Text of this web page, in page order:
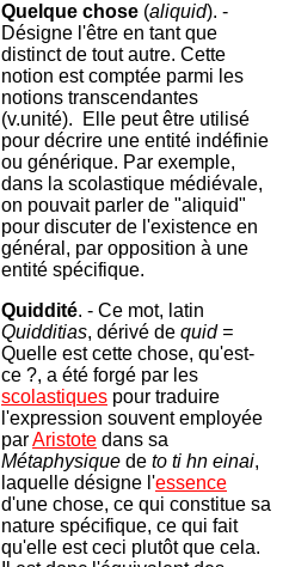
Quelque chose (aliquid). -
Désigne l'être en tant que
distinct de tout autre. Cette
notion est comptée parmi les
notions transcendantes
(v.unité). Elle peut être utilisé
pour décrire une entité indéfinie
ou générique. Par exemple,
dans la scolastique médiévale,
on pouvait parler de "aliquid"
pour discuter de l'existence en
général, par opposition à une
entité spécifique.
Quiddité. - Ce mot, latin
Quidditias, dérivé de quid =
Quelle est cette chose, qu'est-
ce ?, a été forgé par les
scolastiques pour traduire
l'expression souvent employée
parAristote dans sa
Métaphysique de to ti hn einai,
laquelle désigne l'essence
d'une chose, ce qui constitue sa
nature spécifique, ce qui fait
qu'elle est ceci plutôt que cela.